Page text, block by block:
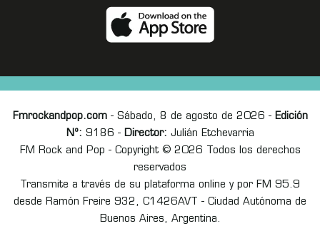
Fmrockandpop.com- Sábado, 8 de agosto de 2026 - Edición
Nº: 9186 - Director: Julián Etchevarria
FM Rock and Pop - Copyright © 2026 Todos los derechos
reservados
Transmite a través de su plataforma online y por FM 95.9
desde Ramón Freire 932, C1426AVT - Ciudad Autónoma de
Buenos Aires, Argentina.